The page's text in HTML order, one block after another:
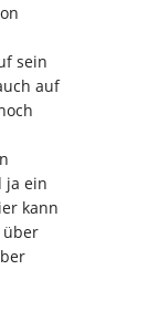
sein
auf
ja ein
kann
über